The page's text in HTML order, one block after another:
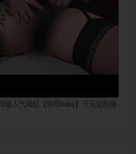
级人气网红【依阳baby】千元定制骚